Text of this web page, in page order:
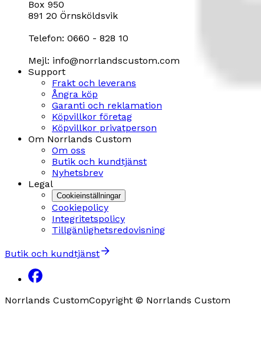
Box 950
891 20 Örnsköldsvik
Telefon: 0660 - 828 10
Mejl: info@norrlandscustom.com
Support
Frakt och leverans
Ångra köp
Garanti och reklamation
Köpvillkor företag
Köpvillkor privatperson
Om Norrlands Custom
Om oss
Butik och kundtjänst
Nyhetsbrev
Legal
Cookieinställningar
Cookiepolicy
Integritetspolicy
Tillgänlighetsredovisning
Butik och kundtjänst
Norrlands CustomCopyright © Norrlands Custom